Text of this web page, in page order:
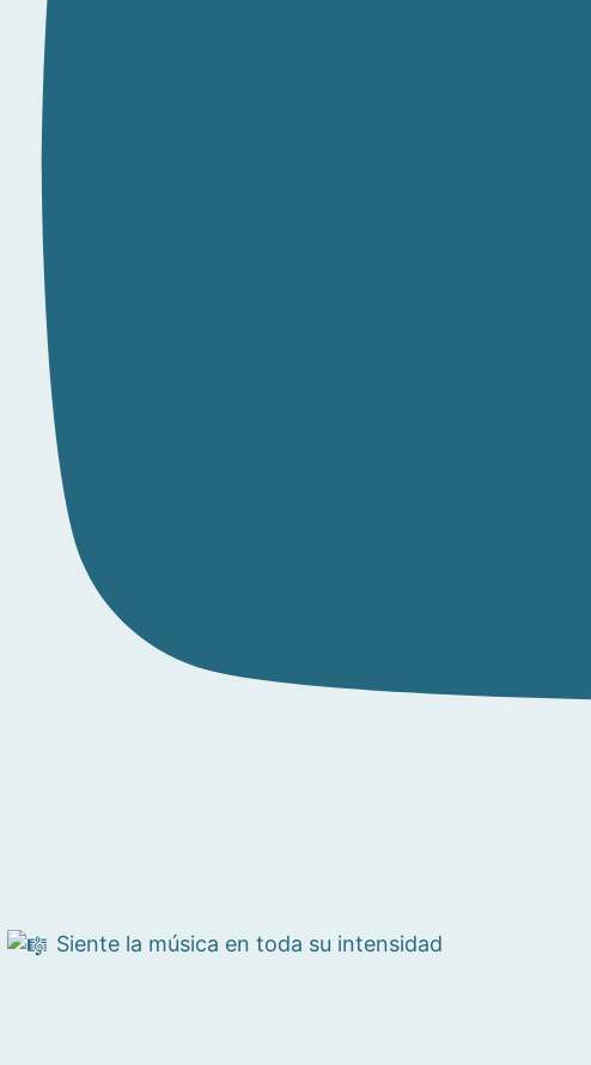
Siente la música en toda su intensidad